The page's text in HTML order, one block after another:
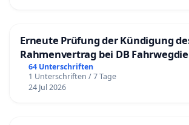
Erneute Prüfung der Kündigung
Rahmenvertrag bei DB
64 Unterschriften
1 Unterschriften / 7 Tage
24 Jul 2026